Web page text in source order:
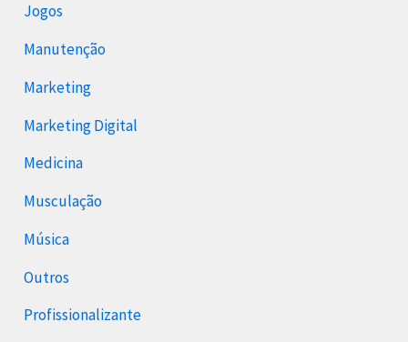
Jogos
Manutenção
Marketing
Marketing Digital
Medicina
Musculação
Música
Outros
Profissionalizante